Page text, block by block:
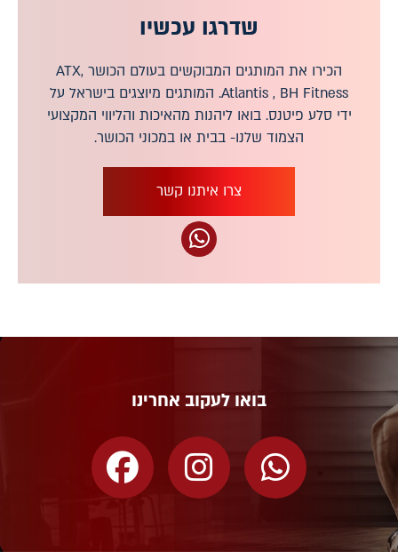
שדרגו עכשיו
הכירו את המותגים המבוקשים בעולם הכושר ATX,
Atlantis , BH Fitness. המותגים מיוצגים בישראל על
ידי סלע פיטנס. בואו ליהנות מהאיכות והליווי המקצועי
הצמוד שלנו- בבית או במכוני הכושר.
צרו איתנו קשר
בואו לעקוב אחרינו